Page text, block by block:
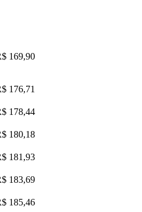
169,90
176,71
178,44
180,18
181,93
183,69
185,46